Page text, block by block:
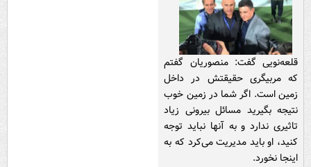
قلعه‌نویی گفت: منصوریان گفتم
که مربیگری حقیقتش در داخل
زمین است. اگر شما در زمین خوب
نتیجه بگیرید مسائل بیرونی زیاد
تاثیری ندارد و به آنها نباید توجه
کنید، او باید مدیریت می‌کرد که به
اینجا نخورد.